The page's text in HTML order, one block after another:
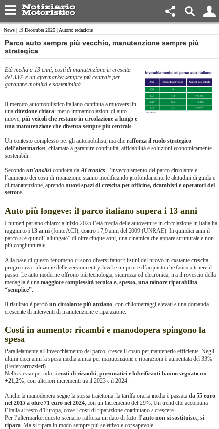
News | 19 December 2025 | Autore: redazione
​Parco auto sempre più vecchio, manutenzione sempre più
strategica
Età media a 13 anni, costi di manutenzione in crescita
del 33% e un aftermarket sempre più centrale per
garantire mobilità e sostenibilità.
Il mercato automobilistico italiano continua a muoversi in
una direzione chiara: meno immatricolazioni di auto
nuove, più veicoli che restano in circolazione a lungo e
una manutenzione che diventa sempre più centrale.
Un contesto complesso per gli automobilisti, ma che rafforza il ruolo strategico
dell’aftermarket, chiamato a garantire continuità, affidabilità e soluzioni economicamente
sostenibili.
Secondo un’analisicondotta daACtronics, l’invecchiamento del parco circolante e
l’aumento dei costi di riparazione stanno modificando profondamente le abitudini di guida e
di manutenzione, aprendo nuovi spazi di crescita per officine, ricambisti e operatori del
settore.
Auto più longeve: il parco italiano supera i 13 anni
I numeri parlano chiaro: a inizio 2025 l’età media delle autovetture in circolazione in Italia ha
raggiunto i 13 anni (fonte ACI), contro i 7,9 anni del 2009 (UNRAE). In quindici anni il
parco si è quindi “allungato” di oltre cinque anni, una dinamica che appare strutturale e non
più congiunturale.
Alla base di questo fenomeno ci sono diversi fattori: listini del nuovo in costante crescita,
progressiva riduzione delle versioni entry-level e un potere d’acquisto che fatica a tenere il
passo. Le auto moderne offrono più tecnologia, sicurezza ed elettronica, ma il rovescio della
medaglia è una maggiore complessità tecnica e, spesso, una minore riparabilità
“semplice”.
Il risultato è perciò un circolante più anziano, con chilometraggi elevati e una domanda
crescente di interventi di manutenzione e riparazione.
Costi in aumento: ricambi e manodopera spingono la
spesa
Parallelamente all’invecchiamento del parco, cresce il costo per mantenerlo efficiente. Negli
ultimi dieci anni la spesa media annua per manutenzione e riparazioni è aumentata del 33%
(Federcarrozzieri).
Nello stesso periodo, i costi di ricambi, pneumatici e lubrificanti hanno segnato un
+21,2%, con ulteriori incrementi tra il 2023 e il 2024.
Anche la manodopera segue la stessa traiettoria: la tariffa oraria media è passata da 55 euro
nel 2015 a oltre 71 euro nel 2024, con un incremento del 29%. Un trend che accomuna
l’Italia al resto d’Europa, dove i costi di riparazione continuano a crescere.
Per l’aftermarket questo scenario rafforza un dato di fatto: l’auto non si sostituisce, si
ripara. Ma si ripara in modo sempre più selettivo e consapevole.